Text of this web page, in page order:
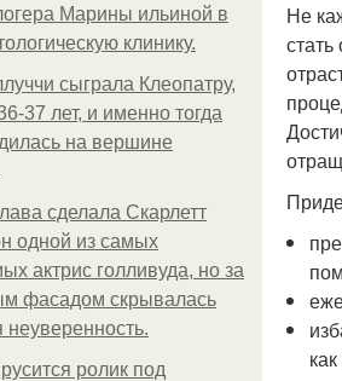
Марины ильиной в
клинику.
сыграла Клеопатру,
37 лет, и именно тогда
на вершине
сделала Скарлетт
одной из самых
актрис голливуда, но за
фасадом скрывалась
неуверенность.
ролик под
Не